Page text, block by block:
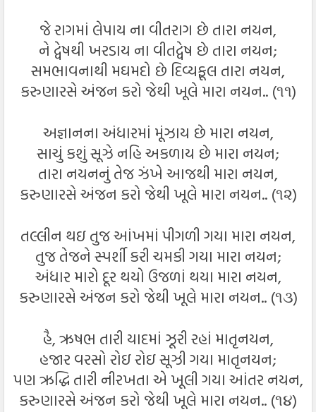
જે રાગમાં લેપાય ના વીતરાગ છે તારા નયન,
ને દ્વેષથી ખરડાય ના વીતદ્વેષ છે તારા નયન;
સમભાવનાથી મઘમદો છે દિવ્યફૂલ તારા નયન,
કરુણારસે અંજન કરો જેથી ખૂલે મારા નયન.. (૧૧)
અજ્ઞાનના અંધારમાં મૂંઝાય છે મારા નયન,
સાચું કશું સૂઝે નહિ અકળાય છે મારા નયન;
તારા નયનનું તેજ ઝંખે આજથી મારા નયન,
કરુણારસે અંજન કરો જેથી ખૂલે મારા નયન.. (૧૨)
તલ્લીન થઇ તુજ આંખમાં પીગળી ગયા મારા નયન,
તુજ તેજને સ્પર્શી કરી ચમકી ગયા મારા નયન;
અંધાર મારો દૂર થયો ઉજળાં થયા મારા નયન,
કરુણારસે અંજન કરો જેથી ખૂલે મારા નયન.. (૧૩)
હૈ, ઋષભ તારી યાદમાં ઝૂરી રહાં માતૃનયન,
હજાર વરસો રોઇ રોઇ સૂઝી ગયા માતૃનયન;
પણ ઋદ્ધિ તારી નીરખતા એ ખૂલી ગયા આંતર નયન,
કરુણારસે અંજન કરો જેથી ખૂલે મારા નયન.. (૧૪)